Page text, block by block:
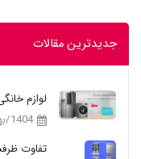
جدیدترین مقالات
لوازم
1404/بهمن/8
تفاوت